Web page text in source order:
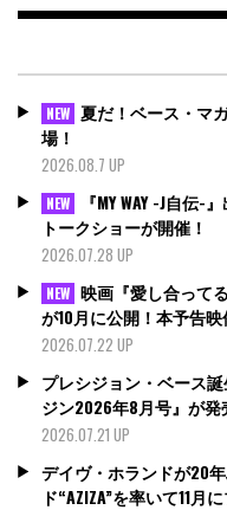
NEW 夏だ！ベース・マ
場！
2026.08.7 UP
NEW
『MY WAY -J自伝
トークショーが開催！
2026.07.28 UP
NEW 映画『愛し合って
が10月に公開！本予告
2026.07.22 UP
プレシジョン・ベース
ジン2026年8月号』が発
2026.07.21 UP
デイヴ・ホランドが20
ド“AZIZA”を率いて11